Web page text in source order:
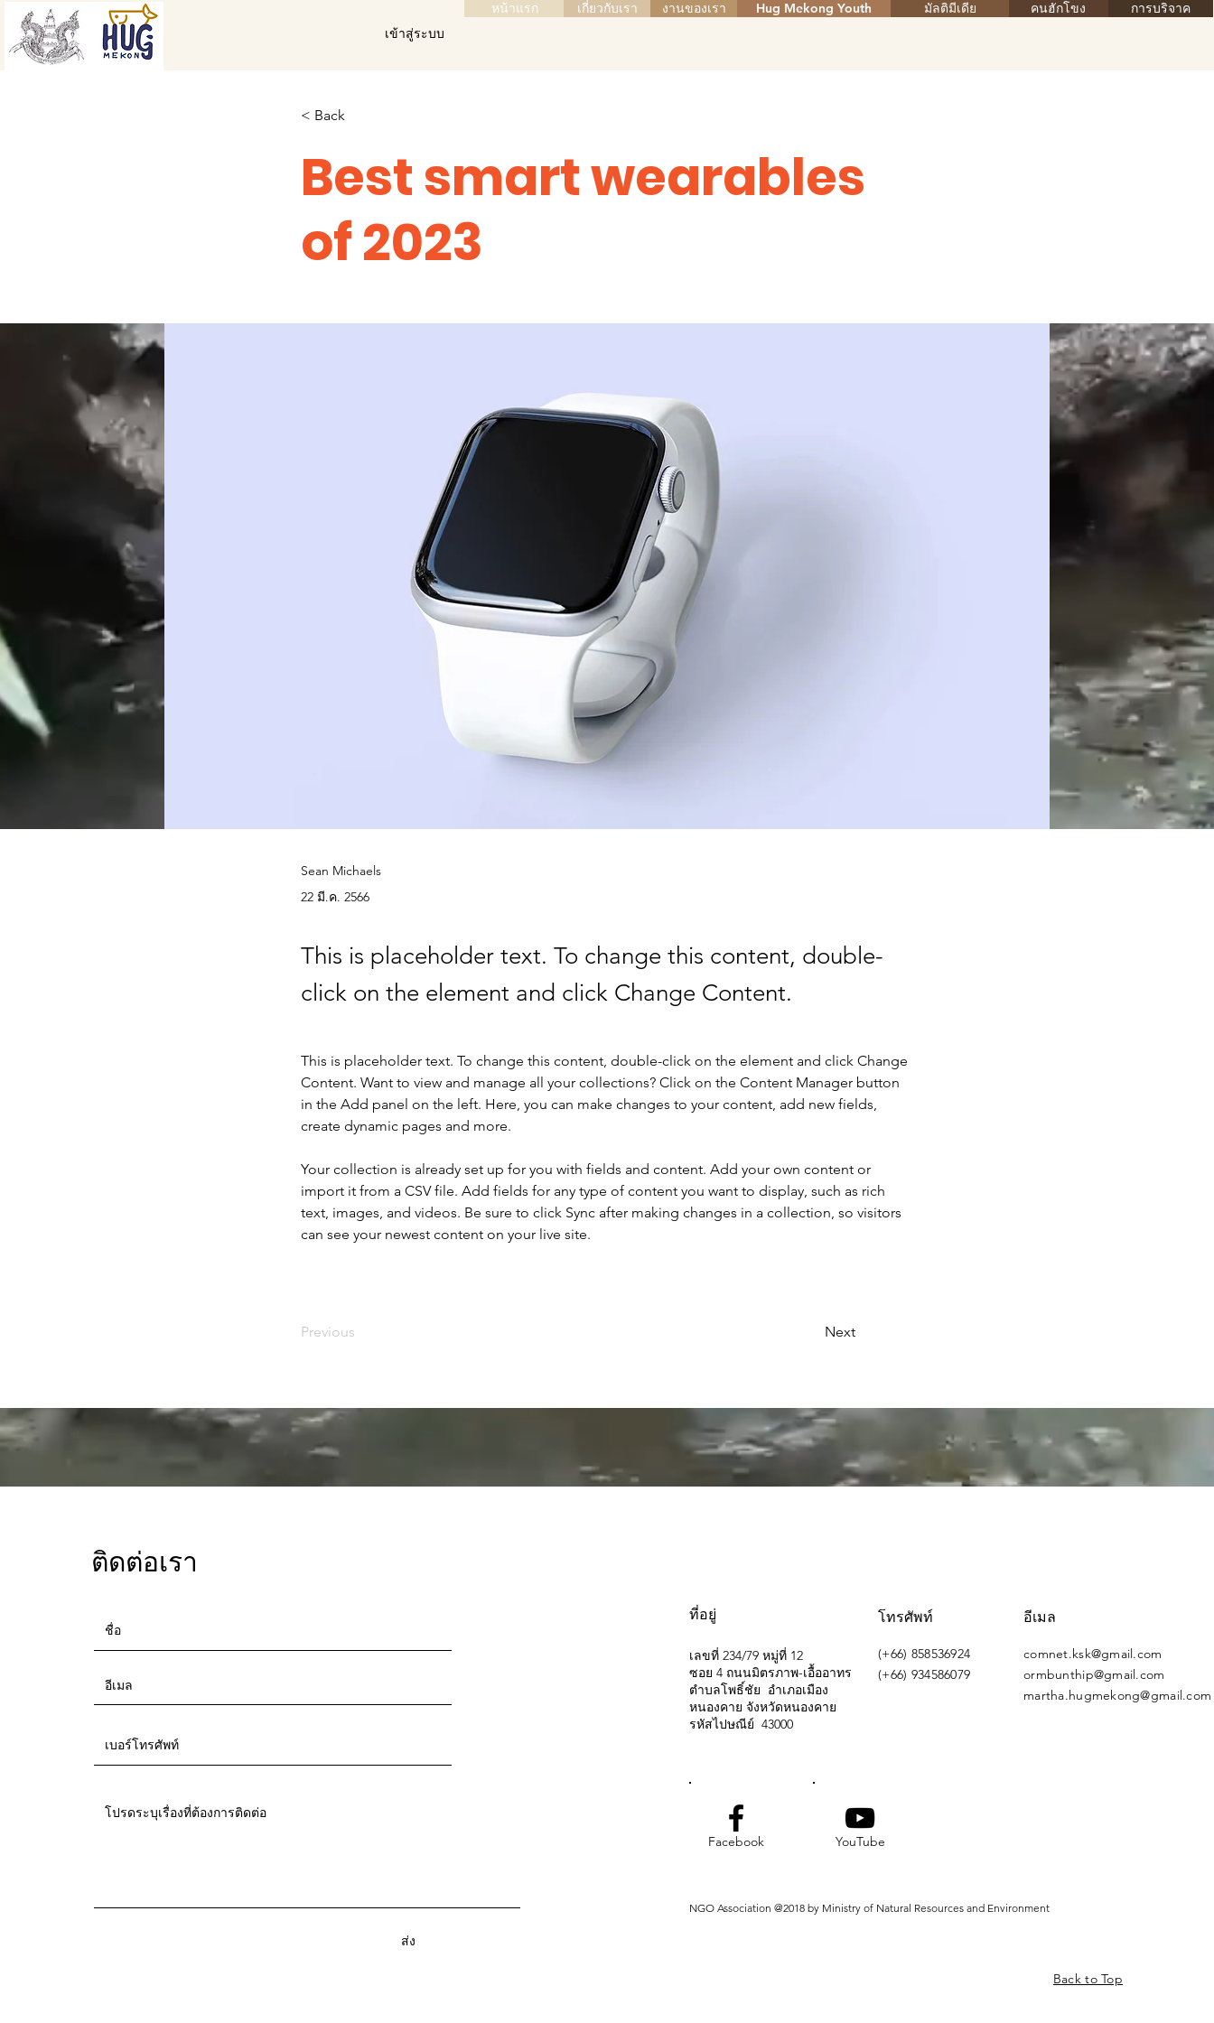
เข้าสู่ระบบ
หน้าแรก เกี่ยวกับเรา งานของเรา Hug Mekong Youth คนฮักโขง
มัลติมีเดีย การบริจาค
< Back
Best smart wearables
of 2023
Sean Michaels
22 มี.ค. 2566
This is placeholder text. To change this content, double-
click on the element and click Change Content.
This is placeholder text. To change this content, double-click on the element and click Change
Content. Want to view and manage all your collections? Click on the Content Manager button
in the Add panel on the left. Here, you can make changes to your content, add new fields,
create dynamic pages and more.
Your collection is already set up for you with fields and content. Add your own content or
import it from a CSV file. Add fields for any type of content you want to display, such as rich
text, images, and videos. Be sure to click Sync after making changes in a collection, so visitors
can see your newest content on your live site.
Previous Next
ติดต่อเรา
ส่ง
ที่อยู่
เลขที่ 234/79 หมู่ที่ 12
ซอย 4 ถนนมิตรภาพ-เอื้ออาทร
ตำบลโพธิ์ชัย อำเภอเมือง
หนองคาย จังหวัดหนองคาย
รหัสไปษณีย์ 43000
โทรศัพท์
(+66) 858536924
(+66) 934586079
อีเมล
comnet.ksk@gmail.com
ormbunthip@gmail.com
martha.hugmekong@gmail.com
Facebook YouTube
NGO Association @2018 by Ministry of Natural Resources and Environment
Back to Top